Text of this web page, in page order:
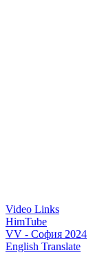
Video Links
HimTube
VV - София 2024
English Translate